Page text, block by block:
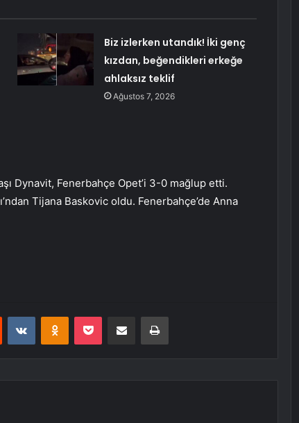
Biz izlerken utandık! İki genç
kızdan, beğendikleri erkeğe
ahlaksız teklif
Ağustos 7, 2026
Dynavit, Fenerbahçe Opet’i 3-0 mağlup etti.
Tijana Baskovic oldu. Fenerbahçe’de Anna
Reddit VKontakteOdnoklassniki
Pocket E-Posta ile paylaş Yazdır